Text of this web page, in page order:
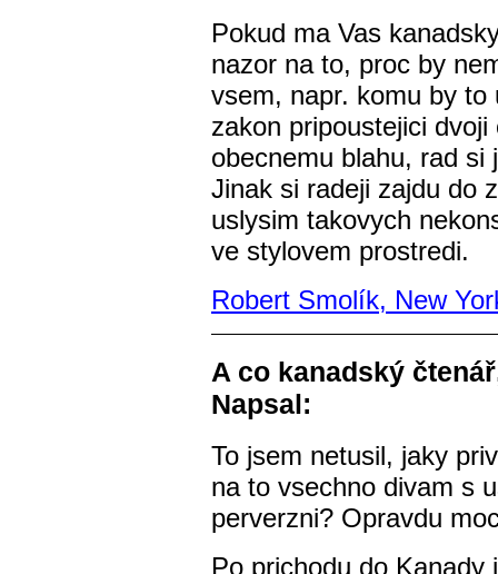
Pokud ma Vas
nazor na to, proc by
vsem, napr. komu by to
zakon pripoustejici
obecnemu blahu, rad si
Jinak si radeji zajdu do
uslysim takovych
ve stylovem prostredi.
Robert Smolík, New
A co kanadský
Napsal:
To jsem netusil, jaky
na to vsechno divam s
perverzni? Opravdu
Po prichodu do